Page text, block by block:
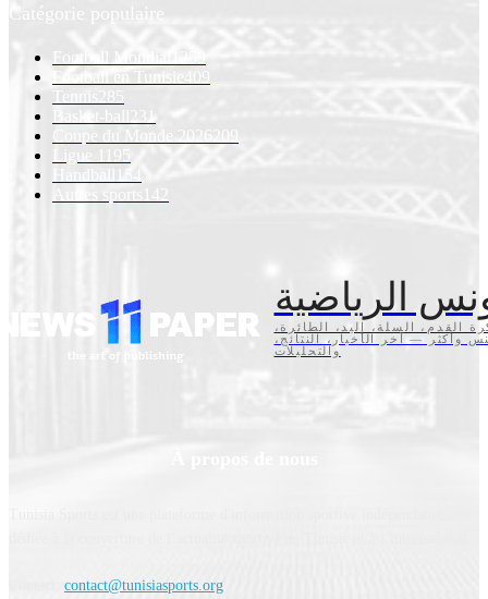
Catégorie populaire
Football Mondial
1259
Football en Tunisie 409
Tennis
285
Basket-ball
231
Coupe du Monde 2026 209
Ligue 1
195
Handball
154
Autres sports 142
الرياضية
القدم، السلة، اليد، الطائرة،
وأكثر — آخر الأخبار، النتائج،
والتحليلات
contact@tunisiasports.org